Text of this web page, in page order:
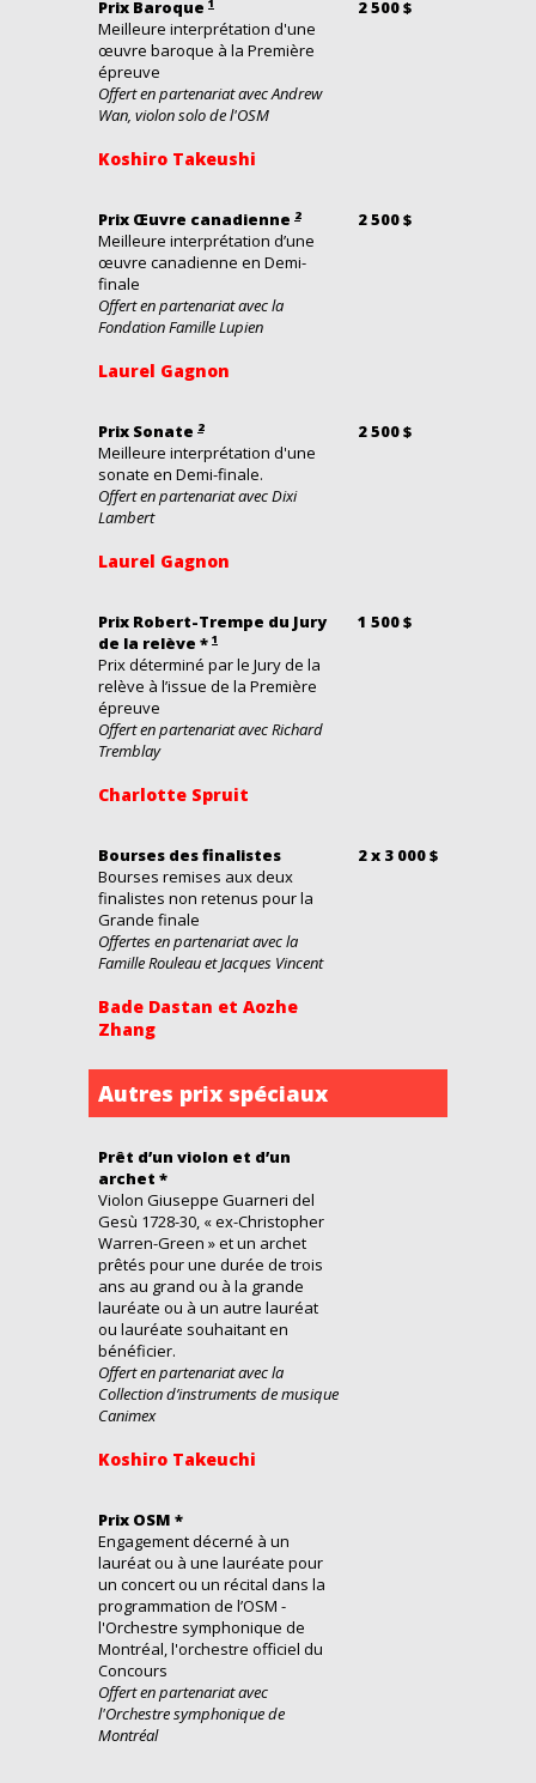
Prix Baroque
Meilleure interprétation d'une
œuvre baroque à la Première
épreuve
Offert en partenariat avec Andrew
Wan, violon solo de l'OSM
Koshiro Takeushi
2 500 $
Prix Œuvre canadienne 2
Meilleure interprétation d’une
œuvre canadienne en Demi-
finale
Offert en partenariat avec la
Fondation Famille Lupien
Laurel Gagnon
2 500 $
Prix Sonate 2
Meilleure interprétation d'une
sonate en Demi-finale.
Offert en partenariat avec Dixi
Lambert
Laurel Gagnon
2 500 $
Prix Robert-Trempe du Jury
de la relève * 1
Prix déterminé par le Jury de la
relève à l’issue de la Première
épreuve
Offert en partenariat avec Richard
Tremblay
Charlotte Spruit
1 500 $
Bourses des finalistes
Bourses remises aux deux
finalistes non retenus pour la
Grande finale
Offertes en partenariat avec la
Famille Rouleau et Jacques Vincent
Bade Dastan et Aozhe
Zhang
2 x 3 000 $
Autres prix spéciaux
Prêt d’un violon et d’un
archet *
Violon Giuseppe Guarneri del
Gesù 1728-30, « ex-Christopher
Warren-Green » et un archet
prêtés pour une durée de trois
ans au grand ou à la grande
lauréate ou à un autre lauréat
ou lauréate souhaitant en
bénéficier.
Offert en partenariat avec la
Collection d’instruments de musique
Canimex
Koshiro Takeuchi
Prix OSM *
Engagement décerné à un
lauréat ou à une lauréate pour
un concert ou un récital dans la
programmation de l’OSM -
l'Orchestre symphonique de
Montréal, l'orchestre officiel du
Concours
Offert en partenariat avec
l'Orchestre symphonique de
Montréal